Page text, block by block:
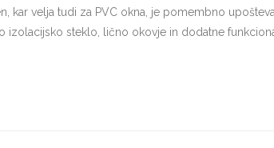
kar velja tudi za PVC okna, je pomembno
izolacijsko steklo, lično okovje in dodatne